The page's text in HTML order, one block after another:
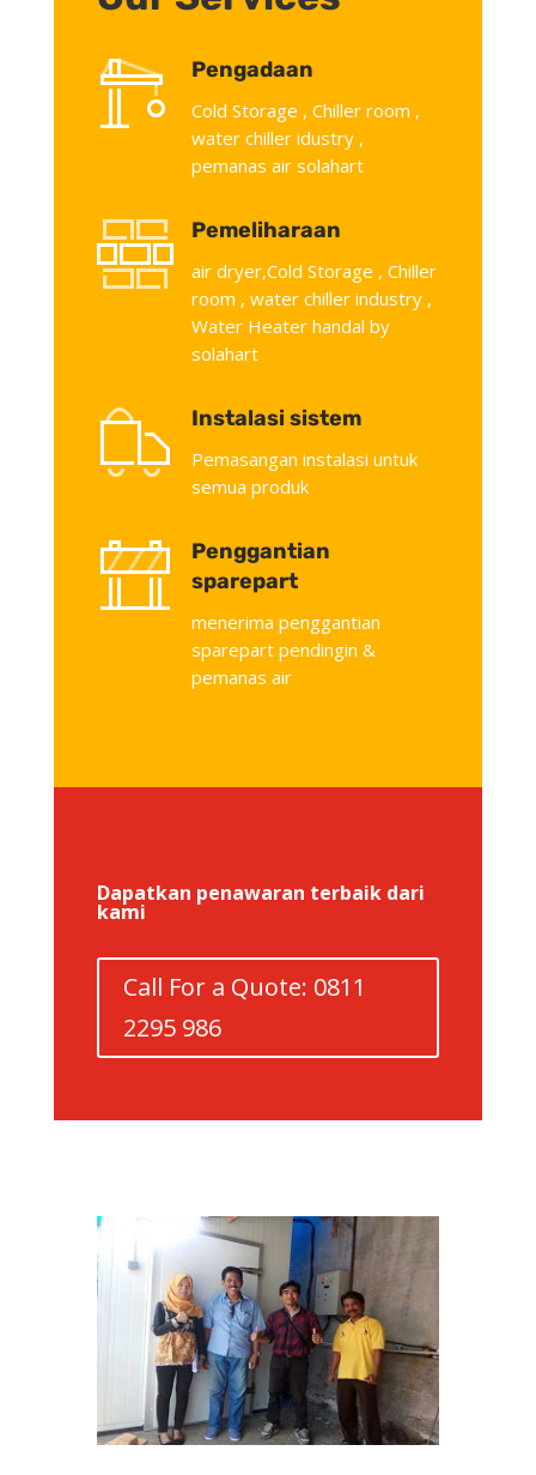
Pengadaan
Cold Storage , Chiller room ,
water chiller idustry ,
pemanas air solahart
Pemeliharaan
air dryer,Cold Storage , Chiller
room , water chiller industry ,
Water Heater handal by
solahart
Instalasi sistem
Pemasangan instalasi untuk
semua produk
Penggantian
sparepart
menerima penggantian
sparepart pendingin &
pemanas air
Dapatkan penawaran terbaik dari
kami
Call For a Quote: 0811
2295 986